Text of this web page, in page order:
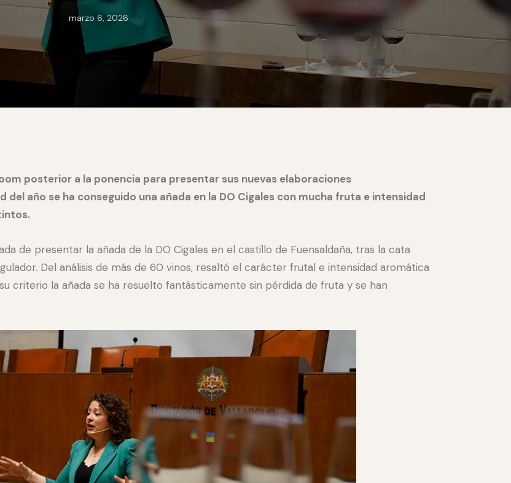
marzo 6, 2026
posterior a la ponencia para presentar sus nuevas elaboraciones
del año se ha conseguido una añada en la DO Cigales con mucha fruta e intensidad
de presentar la añada de la DO Cigales en el castillo de Fuensaldaña, tras la cata
Del análisis de más de 60 vinos, resaltó el carácter frutal e intensidad aromática
criterio la añada se ha resuelto fantásticamente sin pérdida de fruta y se han